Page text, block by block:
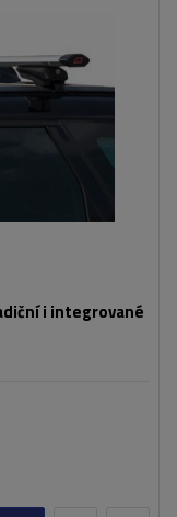
i integrované